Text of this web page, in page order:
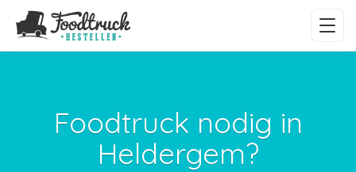
Foodtruck nodig in
Heldergem?